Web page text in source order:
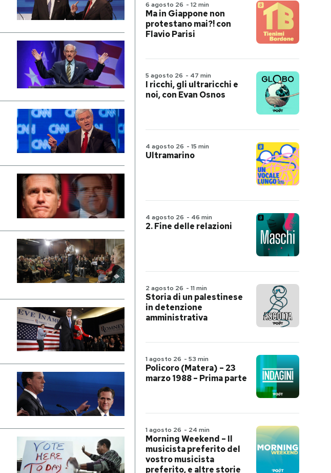
6 agosto 26 - 12 min
Ma in Giappone non
protestano mai?! con
Flavio Parisi
5 agosto 26 - 47 min
I ricchi, gli ultraricchi e
noi, con Evan Osnos
4 agosto 26 - 15 min
Ultramarino
4 agosto 26 - 46 min
2. Fine delle relazioni
2 agosto 26 - 11 min
Storia di un palestinese
in detenzione
amministrativa
1 agosto 26 - 53 min
Policoro (Matera) – 23
marzo 1988 – Prima parte
1 agosto 26 - 24 min
Morning Weekend – Il
musicista preferito del
vostro musicista
preferito, e altre storie